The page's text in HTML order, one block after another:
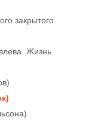
закрытого
Жизнь